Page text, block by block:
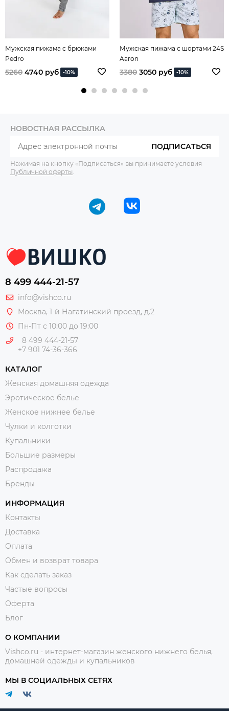
Мужская пижама с брюками
Pedro
5260 4740 руб -10%
Мужская пижама с шортами 24S
Aaron
3380 3050 руб -10%
НОВОСТНАЯ РАССЫЛКА
ПОДПИСАТЬСЯ
Нажимая на кнопку «Подписаться» вы принимаете условия
Публичной оферты
8 499 444-21-57
info@vishco.ru
Москва, 1-й Нагатинский проезд, д.2
Пн-Пт с 10:00 до 19:00
8 499 444-21-57
+7 901 74-36-366
КАТАЛОГ
Женская домашняя одежда
Эротическое белье
Женское нижнее белье
Чулки и колготки
Купальники
Большие размеры
Распродажа
Бренды
ИНФОРМАЦИЯ
Контакты
Доставка
Оплата
Обмен и возврат товара
Как сделать заказ
Частые вопросы
Оферта
Блог
О КОМПАНИИ
Vishco.ru - интернет-магазин женского нижнего белья,
домашней одежды и купальников
МЫ В СОЦИАЛЬНЫХ СЕТЯХ